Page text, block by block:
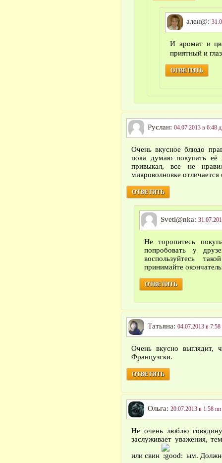
ален@:
И аромат и
приятный и
ОТВЕТИТЬ
Руслан: 04.07.2013 в 6:48
Очень вкусное блюдо
пока думаю покупать её
привыкал, все не
микроволновке
ОТВЕТИТЬ
Svetl@nka:
Не торопитесь
попробовать у
воспользуйтесь
принимайте
ОТВЕТИТЬ
Татьяна: 04.07.2013 в 7:58
Очень вкусно
Французски.
ОТВЕТИТЬ
Ольга: 20.07.2013 в 1:58 пп
Не очень люблю
заслуживает уважения,
или свин ым.